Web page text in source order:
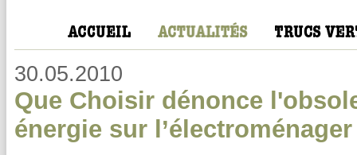
30.05.2010
Que Choisir dénonce
énergie sur l’électroménager